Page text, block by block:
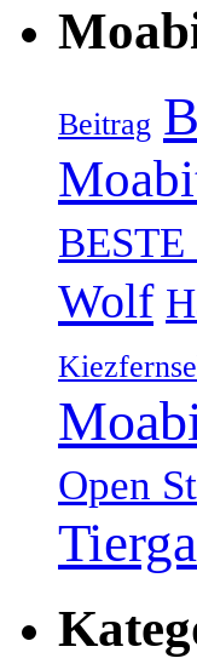
Beitrag
BESTE
Wolf
Open